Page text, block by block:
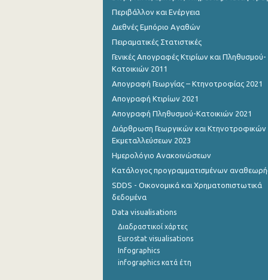
Μαΐου 2023
Μαρτίου 2023
Ιανουαρίου 2023
Δεκεμβρίου 2022
Νοεμβρίου 2022
Σεπτεμβρίου 2022
Αυγούστου 2022
Ιουλίου 2022
Ιουνίου 2022
Περιβάλλον και Ενέργεια
Διεθνές Εμπόριο Αγαθών
Πειραματικές Στατιστικές
Γενικές Απογραφές Κτιρίων και Πληθυσμού-
Κατοικιών 2011
Απογραφή Γεωργίας – Κτηνοτροφίας 2021
Απογραφή Κτιρίων 2021
Απογραφή Πληθυσμού-Κατοικιών 2021
Διάρθρωση Γεωργικών και Κτηνοτροφικών
Εκμεταλλεύσεων 2023
Ημερολόγιο Ανακοινώσεων
Κατάλογος προγραμματισμένων
SDDS - Οικονομικά και Χρηματοπιστωτικά
δεδομένα
Data visualisations
Διαδραστικοί χάρτες
Eurostat visualisations
Infographics
infographics κατά έτη